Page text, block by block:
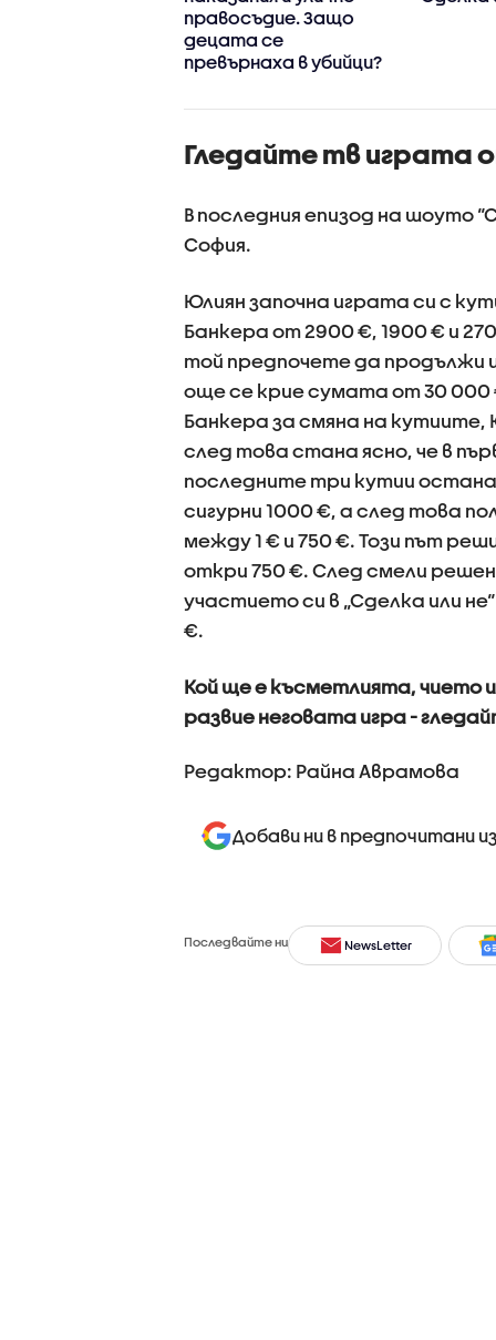
правосъдие. Защо
децата се
превърнаха в убийци?
Гледайте тв играта
В последния епизод на шоуто
София.
Юлиян започна играта си с
Банкера от 2900 €, 1900 € и
той предпочете да продължи
още се крие сумата от 30
Банкера за смяна на кутиите,
след това стана ясно, че в
последните три кутии
сигурни 1000 €, а след това
между 1 € и 750 €. Този път
откри 750 €. След смели
участието си в „Сделка или
€.
Кой ще е късметлията, чието
развие неговата игра -
Редактор: Райна Аврамова
Добави ни в предпочитани
Последвайте ни NewsLetter